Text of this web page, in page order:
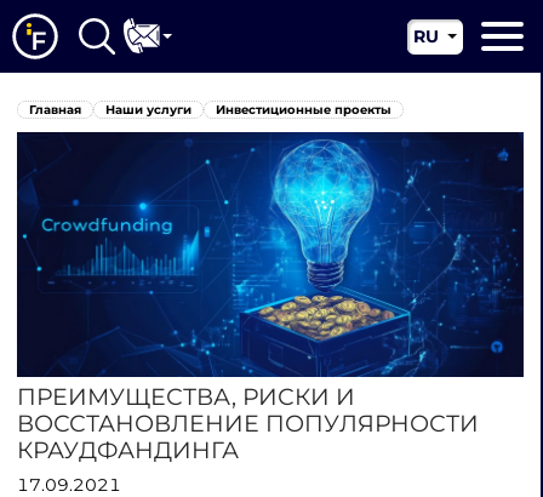
О нас
Наши услуги
Новости
Юрисдикции
Контакты
RU
EN
Главная Наши услуги Инвестиционные проекты
ПРЕИМУЩЕСТВА, РИСКИ И
ВОССТАНОВЛЕНИЕ ПОПУЛЯРНОСТИ
КРАУДФАНДИНГА
17.09.2021